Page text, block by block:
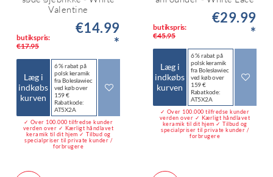
Valentine
butikspris:
€17.95
€14.99
*
Læg i
indkøbs
kurven
6 % rabat på
polsk keramik
fra Bolesławiec
ved køb over
159 €
Rabatkode:
AT5X2A
✓ Over 100.000 tilfredse kunder
verden over ✓ Kærligt håndlavet
keramik til dit hjem ✓ Tilbud og
specialpriser til private kunder /
forbrugere
butikspris:
€45.95
€29.99
*
Læg i
indkøbs
kurven
6 % rabat på
polsk keramik
fra Bolesławiec
ved køb over
159 €
Rabatkode:
AT5X2A
✓ Over 100.000 tilfredse kunder
verden over ✓ Kærligt håndlavet
keramik til dit hjem ✓ Tilbud og
specialpriser til private kunder /
forbrugere